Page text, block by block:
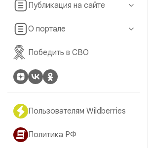
Публикация на сайте
О портале
Победить в СВО
Пользователям Wildberries
Политика РФ